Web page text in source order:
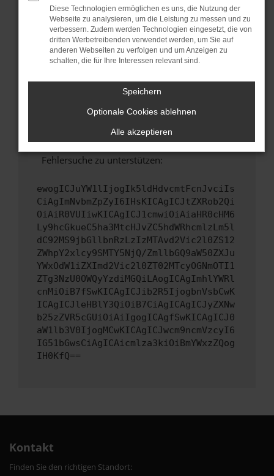
Betriebssystem auf dem neuesten Stand
sind.
Veraltete Software birgt nicht nur ein
Sicherheitsrisiko, sondern kann auch dazu
führen, dass bestimmte Funktionen nicht mehr
Wende dich an den Webseitenbetreiber.
Wenn du alle oben genannten Schritte versucht
hast, kontaktiere uns bitte. Wir werden
versuchen, das Problem zu beheben. Du kannst
uns diesen Text schicken, um uns bei der
Fehlersuche zu unterstützen:
ewogICJuYW1lIjogIk5ldHdvcmtFcnJvciIs
CiAgImNvbmZpZyI6IHsKICAgICJtZXRob2Qi
OiAiR0VUIiwKICAgICJ1cmwiOiAiaHR0cHM6
Ly9hcGkueC5ha3MtcHJvZC5hdWRhcmlzLm5l
dC92MS9jbGllbnRzLzIzMTAvd2Vic2l0ZS12
ZWhpY2xlcy9SMTY5NjQ/ZmllbGQ9aW50ZXJu
YWxOdW1iZXImd2Vic2l0ZT02MTcyOGNmOTI1
ZTg3NzU0OWQyYzdiMGQiLAogICAgImhlYWRl
cnMiOiB7fSwKICAgICJib2R5IjogbnVsbCwK
ICAgICJleHBlY3QiOiB7CiAgICAgICJyZXNw
b25zZVR5cGUiOiAiIgogICAgfSwKICAgICJ0
aW1lb3V0IjogMCwKICAgICJwcm9ncmVzcyI6
IG51bGwsCiAgICAicmlza3kiOiBmYWxzZQog
IH0KfQ==
Kontakt
Finden Sie den richtigen Standort:
Diese Technologien ermöglichen es uns, die Nutzung der
Webseite zu analysieren, um die Leistung zu messen und zu
verbessern. Zudem werden Technologien eingesetzt, die von
dritten Werbetreibenden verwendet werden, um Sie auf
anderen Webseiten zu verfolgen und um Anzeigen zu
schalten, die für Ihre Interessen relevant sind.
Speichern
Optionale Cookies ablehnen
Alle akzeptieren